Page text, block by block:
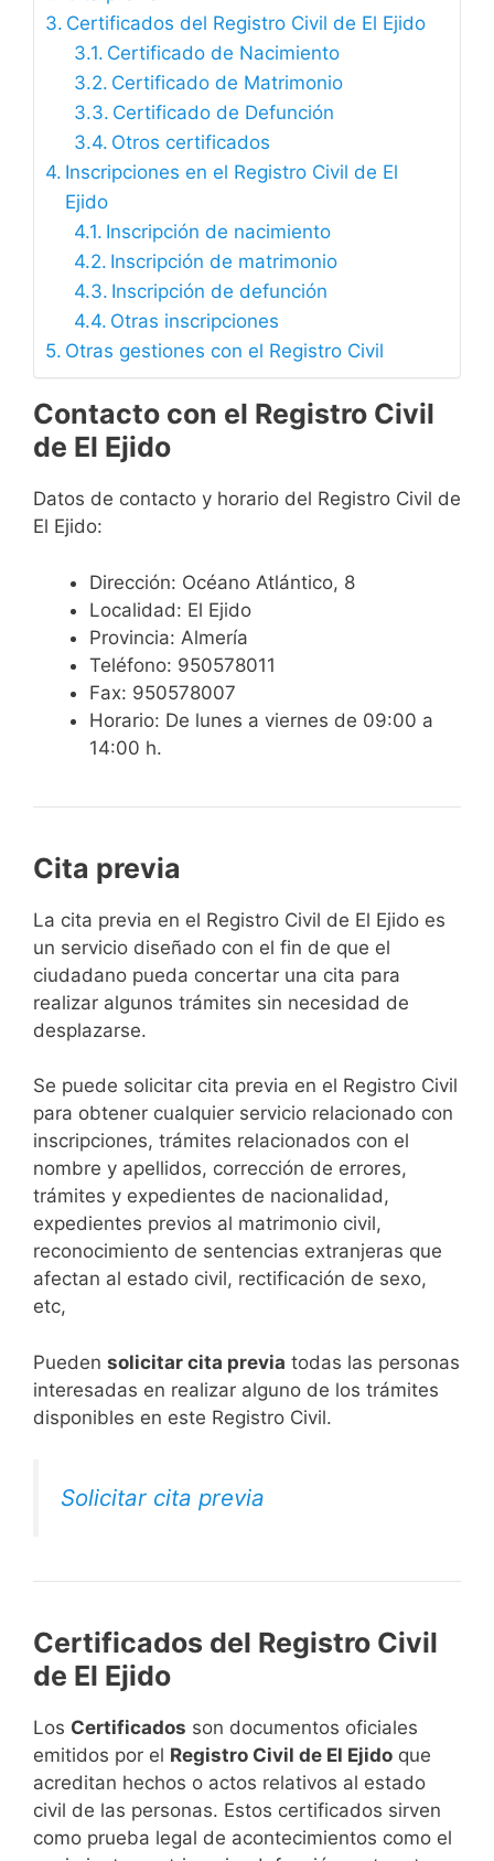
Certificados del Registro Civil de El Ejido
Certificado de Nacimiento
Certificado de Matrimonio
Certificado de Defunción
Otros certificados
Inscripciones en el Registro Civil de El
Ejido
Inscripción de nacimiento
Inscripción de matrimonio
Inscripción de defunción
Otras inscripciones
Otras gestiones con el Registro Civil
Contacto con el Registro Civil
de El Ejido
Datos de contacto y horario del Registro Civil de
El Ejido:
Dirección: Océano Atlántico, 8
Localidad: El Ejido
Provincia: Almería
Teléfono: 950578011
Fax: 950578007
Horario: De lunes a viernes de 09:00 a
14:00 h.
Cita previa
​​​​​​​​​​​​​​​​​​​​​​​​​​​​La cita previa en el Registro Civil de El Ejido es
un servicio diseñado con el fin de que el
ciudadano pueda concertar una cita para
realizar algunos trámites sin necesidad de
desplazarse.​
Se puede solicitar cita previa en el Registro Civil
para obtener cualquier servicio relacionado con
inscripciones, trámites relacionados con el
nombre y apellidos, corrección de errores,
trámites y expedientes de nacionalidad,
expedientes previos al matrimonio civil,
reconocimiento de sentencias extranjeras que
afectan al estado civil, rectificación de sexo,
etc,
​Pueden solicitar cita previa todas las personas
interesadas en realizar alguno de los trámites
disponibles en este Registro Civil.​
Solicitar cita previa
Certificados del Registro Civil
de El Ejido
Los Certificados son documentos oficiales
emitidos por el Registro Civil de El Ejido que
acreditan hechos o actos relativos al estado
civil de las personas. Estos certificados sirven
como prueba legal de acontecimientos como el